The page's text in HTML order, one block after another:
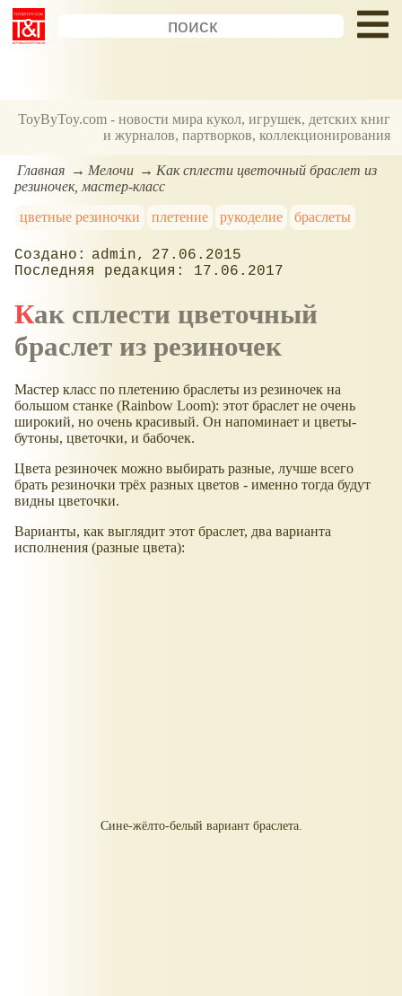
ToyByToy.com - новости мира кукол, игрушек, детских книг
и журналов, партворков, коллекционирования
Главная Мелочи
Как сплести цветочный браслет из
резиночек, мастер-класс
цветные резиночки
плетение рукоделие браслеты
admin
27.06.2015
17.06.2017
Как сплести цветочный
браслет из резиночек
Мастер класс по плетению браслеты из резиночек на
большом станке (Rainbow Loom): этот браслет не очень
широкий, но очень красивый. Он напоминает и цветы-
бутоны, цветочки, и бабочек.
Цвета резиночек можно выбирать разные, лучше всего
брать резиночки трёх разных цветов - именно тогда будут
видны цветочки.
Варианты, как выглядит этот браслет, два варианта
исполнения (разные цвета):
Сине-жёлто-белый вариант браслета.